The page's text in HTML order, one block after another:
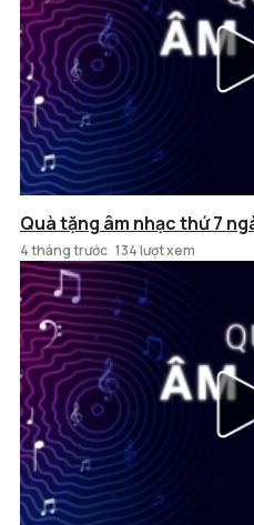
Quà tặng âm nhạc thứ 7
4 tháng trước 134 lượt xem